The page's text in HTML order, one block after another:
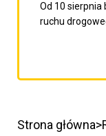
Od 10 sierpnia
ruchu
porzpedniego
Strona główna